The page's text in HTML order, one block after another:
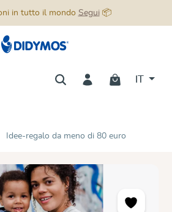
in tutto il mondo Segui📦
Idee-regalo da meno di 80 euro